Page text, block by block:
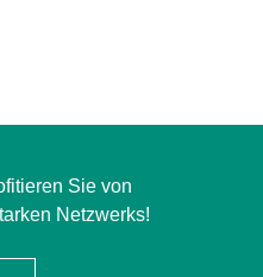
Sie von
Netzwerks!